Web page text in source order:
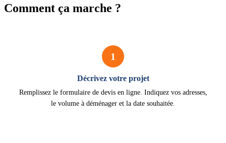
Comment ça marche ?
1
Décrivez votre projet
Remplissez le formulaire de devis en ligne. Indiquez vos adresses,
le volume à déménager et la date souhaitée.